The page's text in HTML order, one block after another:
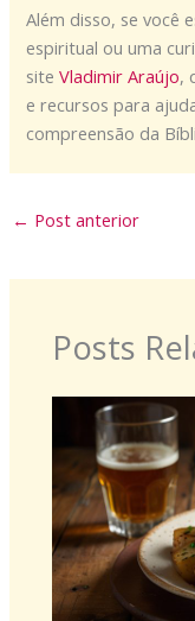
Além disso, se você
espiritual ou uma
siteVladimir Araújo,
e recursos para
compreensão da
← Post anterior
Posts